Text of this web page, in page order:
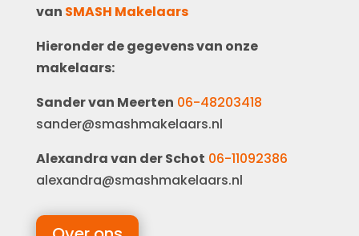
van SMASH Makelaars
Hieronder de gegevens van onze
makelaars:
Sander van Meerten 06-48203418
sander@smashmakelaars.nl
Alexandra van der Schot 06-11092386
alexandra@smashmakelaars.nl